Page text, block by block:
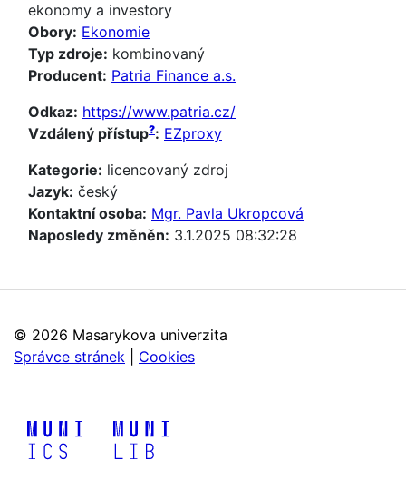
ekonomy a investory
Obory: Ekonomie
Typ zdroje: kombinovaný
Producent: Patria Finance a.s.
Odkaz: https://www.patria.cz/
Vzdálený přístup?: EZproxy
Kategorie: licencovaný zdroj
Jazyk: český
Kontaktní osoba: Mgr. Pavla Ukropcová
Naposledy změněn: 3.1.2025 08:32:28
© 2026 Masarykova univerzita
Správce stránek
Cookies